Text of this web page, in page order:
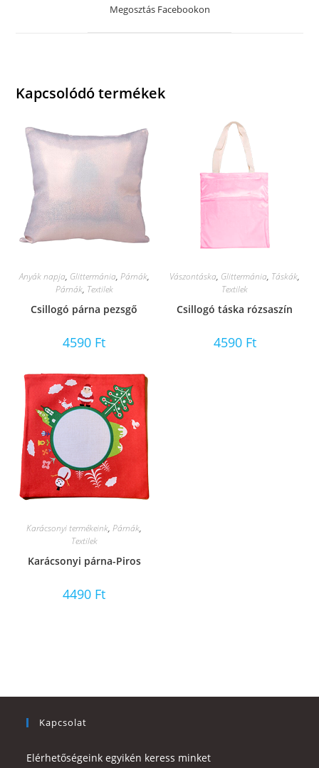
new
Megosztás Facebookon
Kapcsolódó termékek
Anyák napja, Glittermánia, Párnák,
Párnák, Textilek
Csillogó párna pezsgő
4590 Ft
Vászontáska, Glittermánia, Táskák,
Textilek
Csillogó táska rózsaszín
4590 Ft
Karácsonyi termékeink,Párnák,
Textilek
Karácsonyi párna-Piros
4490 Ft
Kapcsolat
Elérhetőségeink egyikén keress minket